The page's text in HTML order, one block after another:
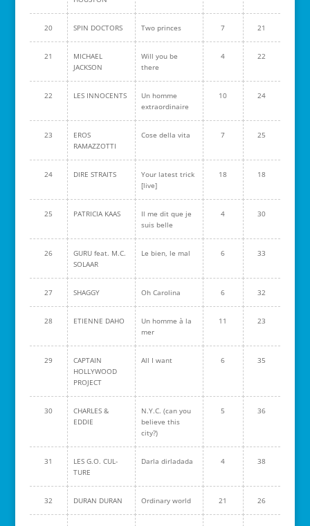
20 SPIN DOCTORS Two princes 7 21
21
MICHAEL
JACKSON
Will you be
there
4 22
22 LES INNOCENTS
Un homme
extraordinaire
10 24
23
EROS
RAMAZZOTTI
Cose della vita 7 25
24 DIRE STRAITS
Your latest trick
[live]
18 18
25 PATRICIA KAAS
Il me dit que je
suis belle
4 30
26
GURU feat. M.C.
SOLAAR
Le bien, le mal 6 33
27 SHAGGY Oh Carolina 6 32
28 ETIENNE DAHO
Un homme à la
mer
11 23
29
CAPTAIN
HOLLYWOOD
PROJECT
All I want 6 35
30
CHARLES &
EDDIE
N.Y.C. (can you
believe this
city?)
5 36
31
LES G.O. CUL-
TURE
Darla dirladada 4 38
32 DURAN DURAN Ordinary world 21 26